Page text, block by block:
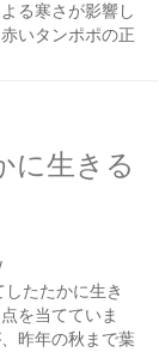
る寒さが影響し
いタンポポの正
に生きる
たたかに生き
を当てていま
昨年の秋まで葉